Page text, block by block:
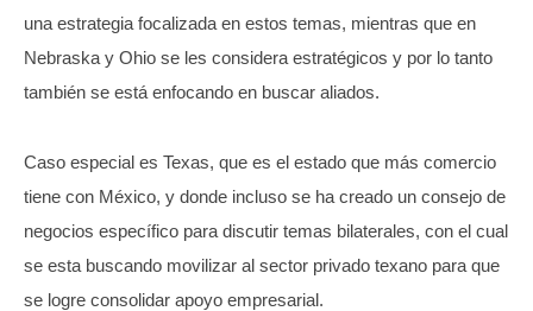
una estrategia focalizada en estos temas, mientras que en
Nebraska y Ohio se les considera estratégicos y por lo tanto
también se está enfocando en buscar aliados.
Caso especial es Texas, que es el estado que más comercio
tiene con México, y donde incluso se ha creado un consejo de
negocios específico para discutir temas bilaterales, con el cual
se esta buscando movilizar al sector privado texano para que
se logre consolidar apoyo empresarial.